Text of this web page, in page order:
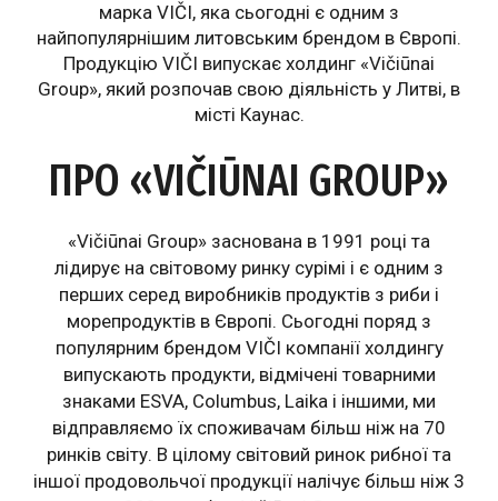
марка VIČI, яка сьогодні є одним з
найпопулярнішим литовським брендом в Європі.
Продукцію VIČI випускає холдинг «Vičiūnai
Group», який розпочав свою діяльність у Литві, в
місті Каунас.
ПРО «VIČIŪNAI GROUP»
«Vičiūnai Group» заснована в 1991 році та
лідирує на світовому ринку сурімі і є одним з
перших серед виробників продуктів з риби і
морепродуктів в Європі. Сьогодні поряд з
популярним брендом VIČI компанії холдингу
випускають продукти, відмічені товарними
знаками ESVA, Columbus, Laika і іншими, ми
відправляємо їх споживачам більш ніж на 70
ринків світу. В цілому світовий ринок рибної та
іншої продовольчої продукції налічує більш ніж 3